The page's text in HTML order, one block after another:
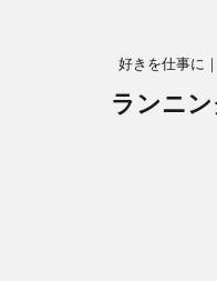
好きを仕事に
ランニ